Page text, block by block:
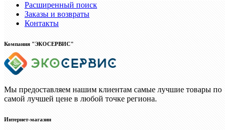
Расширенный поиск
Заказы и возвраты
Контакты
Компания "ЭКОСЕРВИС"
Мы предоставляем нашим клиентам самые лучшие товары по
самой лучшей цене в любой точке региона.
Интернет-магазин